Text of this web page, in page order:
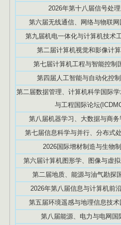
2026年第十八届信号处
第六届无线通信、网络与物联
第九届机电一体化与计算机技术
第二届计算机视觉和影像计
第七届计算机工程与智能控制
第四届人工智能与自动化控
第二届数据管理、计算机科学国际
与工程国际论坛
第八届机器学习、大数据与商
第七届信息科学与并行、分布式
2026国际增材制造与生物
第六届计算机图形学、图像与虚
第二届地质、能源与油气勘探
2026年第八届信息与计算机前
第五届环境遥感与地理信息技
第八届能源、电力与电网